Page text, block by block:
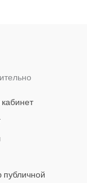
публичной